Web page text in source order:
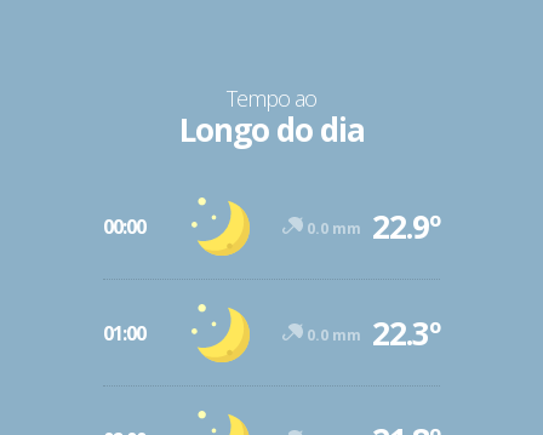
Tempo ao
Longo do dia
00:00 0.0 mm 22.9º
01:00 0.0 mm 22.3º